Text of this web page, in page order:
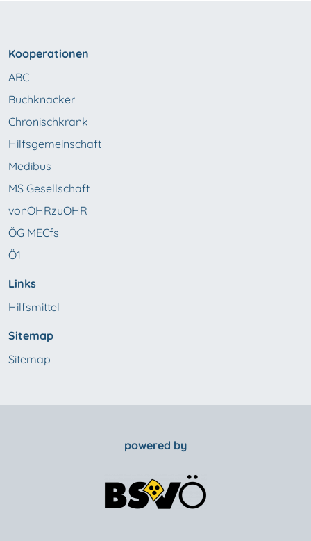
Kooperationen
ABC
Buchknacker
Chronischkrank
Hilfsgemeinschaft
Medibus
MS Gesellschaft
vonOHRzuOHR
ÖG MECfs
Ö1
Links
Hilfsmittel
Sitemap
Sitemap
powered by